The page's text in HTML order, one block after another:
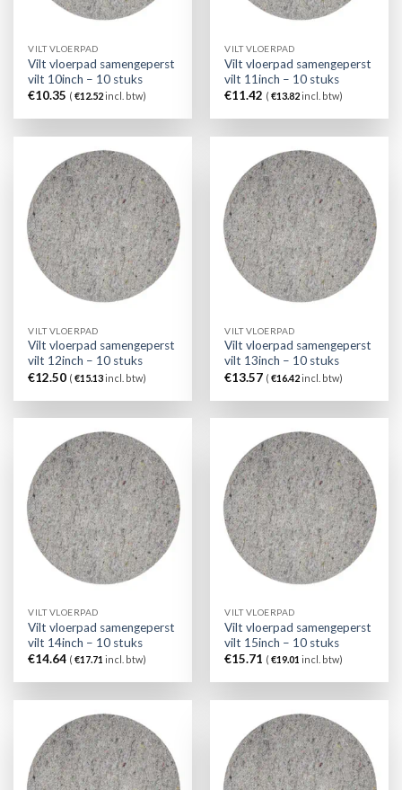
VILT VLOERPAD
Vilt vloerpad samengeperst
vilt 10inch – 10 stuks
€10.35 (€12.52incl. btw)
VILT VLOERPAD
Vilt vloerpad samengeperst
vilt 11inch – 10 stuks
€11.42 (€13.82incl. btw)
VILT VLOERPAD
Vilt vloerpad samengeperst
vilt 12inch – 10 stuks
€12.50 (€15.13incl. btw)
VILT VLOERPAD
Vilt vloerpad samengeperst
vilt 13inch – 10 stuks
€13.57 (€16.42incl. btw)
VILT VLOERPAD
Vilt vloerpad samengeperst
vilt 14inch – 10 stuks
€14.64 (€17.71 incl. btw)
VILT VLOERPAD
Vilt vloerpad samengeperst
vilt 15inch – 10 stuks
€15.71 (€19.01 incl. btw)